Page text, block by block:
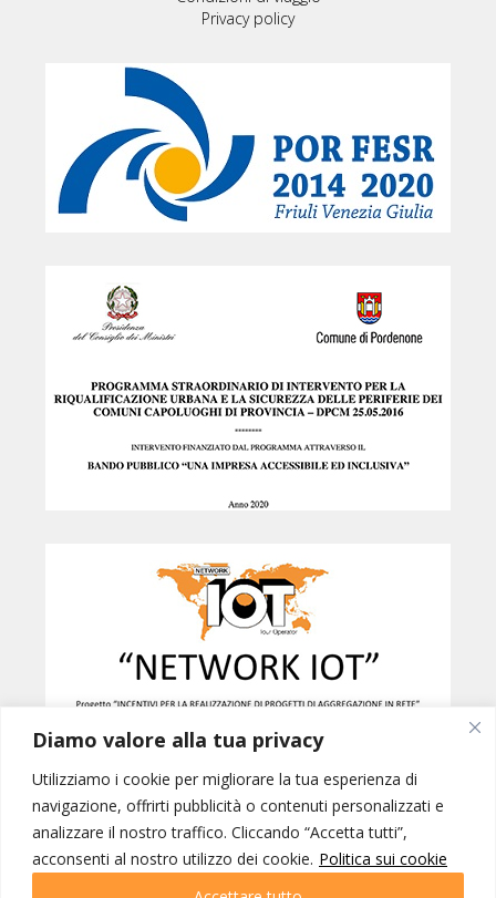
Diamo valore alla tua privacy
Utilizziamo i cookie per migliorare la tua esperienza di
navigazione, offrirti pubblicità o contenuti personalizzati e
analizzare il nostro traffico. Cliccando “Accetta tutti”,
acconsenti al nostro utilizzo dei cookie. Politica sui cookie
Privacy policy
Created byB42
NETWORK IOT © INTERNATIONAL ORGANIZATION OF TOURISM SRL -
PORDENONE p.iva 01228770937 | IOT VIAGGI SRL - GORIZIA p.iva